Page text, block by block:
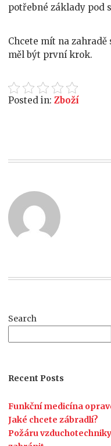
potřebné základy pod
Chcete mít na
měl být první krok.
Posted in:Zboží
Search
Recent Posts
Funkční medicína
Jaké chcete zábradlí?
Požáru